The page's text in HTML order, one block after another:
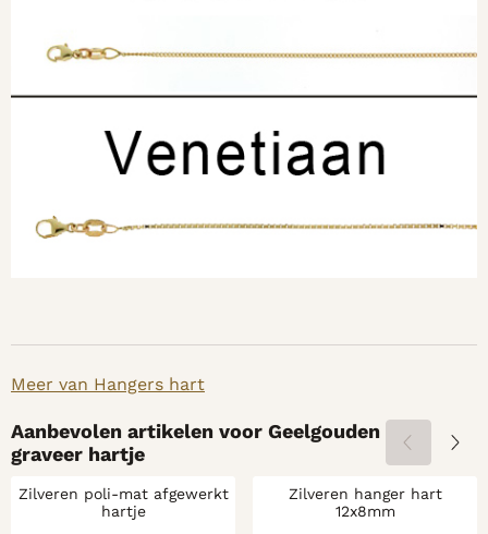
Meer van Hangers hart
Aanbevolen artikelen voor Geelgouden
graveer hartje
Zilveren poli-mat afgewerkt
hartje
Zilveren hanger hart
12x8mm